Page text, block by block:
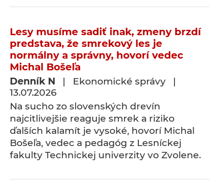
Lesy musíme sadiť inak, zmeny brzdí
predstava, že smrekový les je
normálny a správny, hovorí vedec
Michal Bošeľa
Denník N | Ekonomické správy |
13.07.2026
Na sucho zo slovenských drevín
najcitlivejšie reaguje smrek a riziko
ďalších kalamít je vysoké, hovorí Michal
Bošeľa, vedec a pedagóg z Lesníckej
fakulty Technickej univerzity vo Zvolene.